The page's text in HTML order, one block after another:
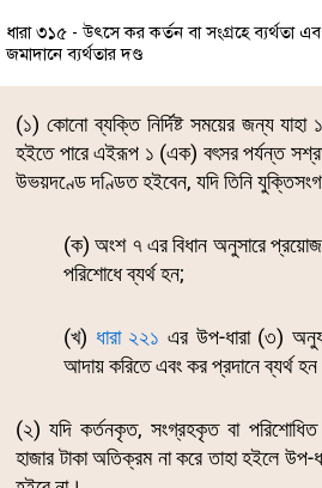
ধারা ৩১৫ - উৎসে কর কর্তন বা সংগ্রহে ব্যর্থতা
জমাদানে ব্যর্থতার দণ্ড
(১) কোনো ব্যক্তি নির্দিষ্ট সময়ের জন্য
হইতে পারে এইরূপ ১ (এক) বৎসর পর্যন্ত
উভয়দণ্ডে দণ্ডিত হইবেন, যদি তিনি
(ক) অংশ ৭ এর বিধান অনুসারে
পরিশোধে ব্যর্থ হন;
(খ) ধারা ২২১ এর উপ-ধারা (৩)
আদায় করিতে এবং কর প্রদানে ব্যর্থ
(২) যদি কর্তনকৃত, সংগ্রহকৃত বা
হাজার টাকা অতিক্রম না করে তাহা হইলে